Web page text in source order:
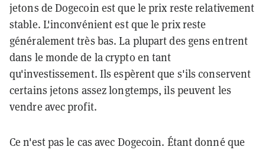
jetons de Dogecoin est que le prix reste relativement
stable. L'inconvénient est que le prix reste
généralement très bas. La plupart des gens entrent
dans le monde de la crypto en tant
qu'investissement. Ils espèrent que s'ils conservent
certains jetons assez longtemps, ils peuvent les
vendre avec profit.
Ce n'est pas le cas avec Dogecoin. Étant donné que